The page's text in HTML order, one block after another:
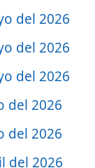
del 2026
del 2026
del 2026
del 2026
del 2026
del 2026